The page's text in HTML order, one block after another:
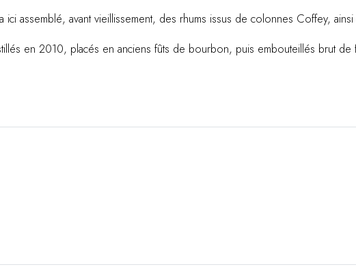
ici assemblé, avant vieillissement, des rhums issus de colonnes Coffey,
en 2010, placés en anciens fûts de bourbon, puis embouteillés brut de